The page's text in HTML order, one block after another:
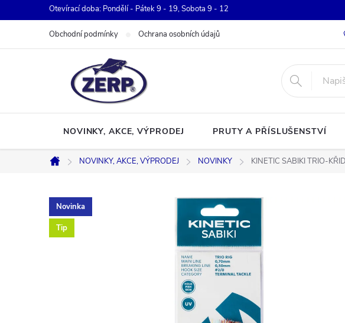
na
Otevírací doba: Pondělí - Pátek 9 - 19, Sobota 9 - 12
Obchodní podmínky Ochrana osobních údajů
NOVINKY, AKCE, VÝPRODEJ PRUTY A PŘÍSLUŠENSTVÍ
Domů
NOVINKY, AKCE, VÝPRODEJ NOVINKY KINETIC SABIKI TRIO-
Novinka
Tip